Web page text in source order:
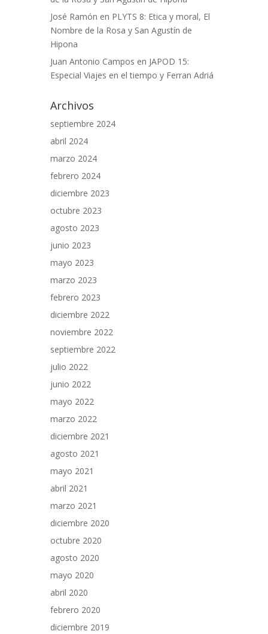
José Ramón en PLYTS 8: Etica y moral, El
Nombre de la Rosa y San Agustín de
Hipona
Juan Antonio Campos en JAPOD 15:
Especial Viajes en el tiempo y Ferran Adriá
Archivos
septiembre 2024
abril 2024
marzo 2024
febrero 2024
diciembre 2023
octubre 2023
agosto 2023
junio 2023
mayo 2023
marzo 2023
febrero 2023
diciembre 2022
noviembre 2022
septiembre 2022
julio 2022
junio 2022
mayo 2022
marzo 2022
diciembre 2021
agosto 2021
mayo 2021
abril 2021
marzo 2021
diciembre 2020
octubre 2020
agosto 2020
mayo 2020
abril 2020
febrero 2020
diciembre 2019